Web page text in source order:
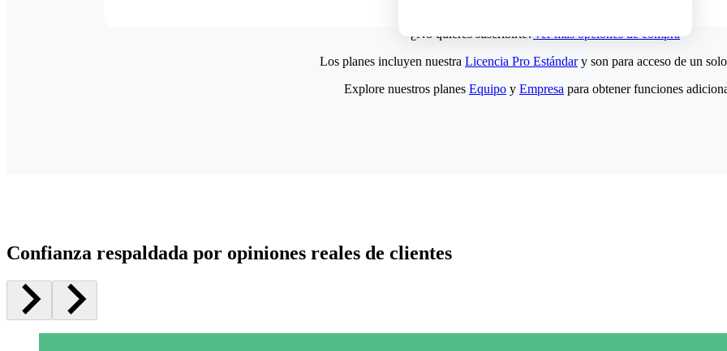
¿No quieres suscribirte?Ver más opciones de compra
Los planes incluyen nuestra Licencia Pro Estándary son para acceso de un
Explore nuestros planes Equipo y Empresa para obtener funciones
Confianza respaldada por opiniones reales de clientes